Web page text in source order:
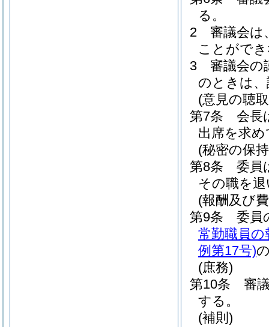
る。
2
審議会は
ことがで
3
審議会の
のときは
(意見の聴
第7条
会長
出席を求
(秘密の保
第8条
委員
その職を
(報酬及び
第9条
委員
常勤職員
例第17号)
(庶務)
第10条
審
する。
(補則)